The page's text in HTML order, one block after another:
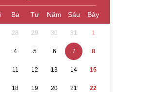
Ba Tư Năm Sáu Bảy
28 29 30 31 1
4 5 6 7 8
11 12 13 14 15
18 19 20 21 22